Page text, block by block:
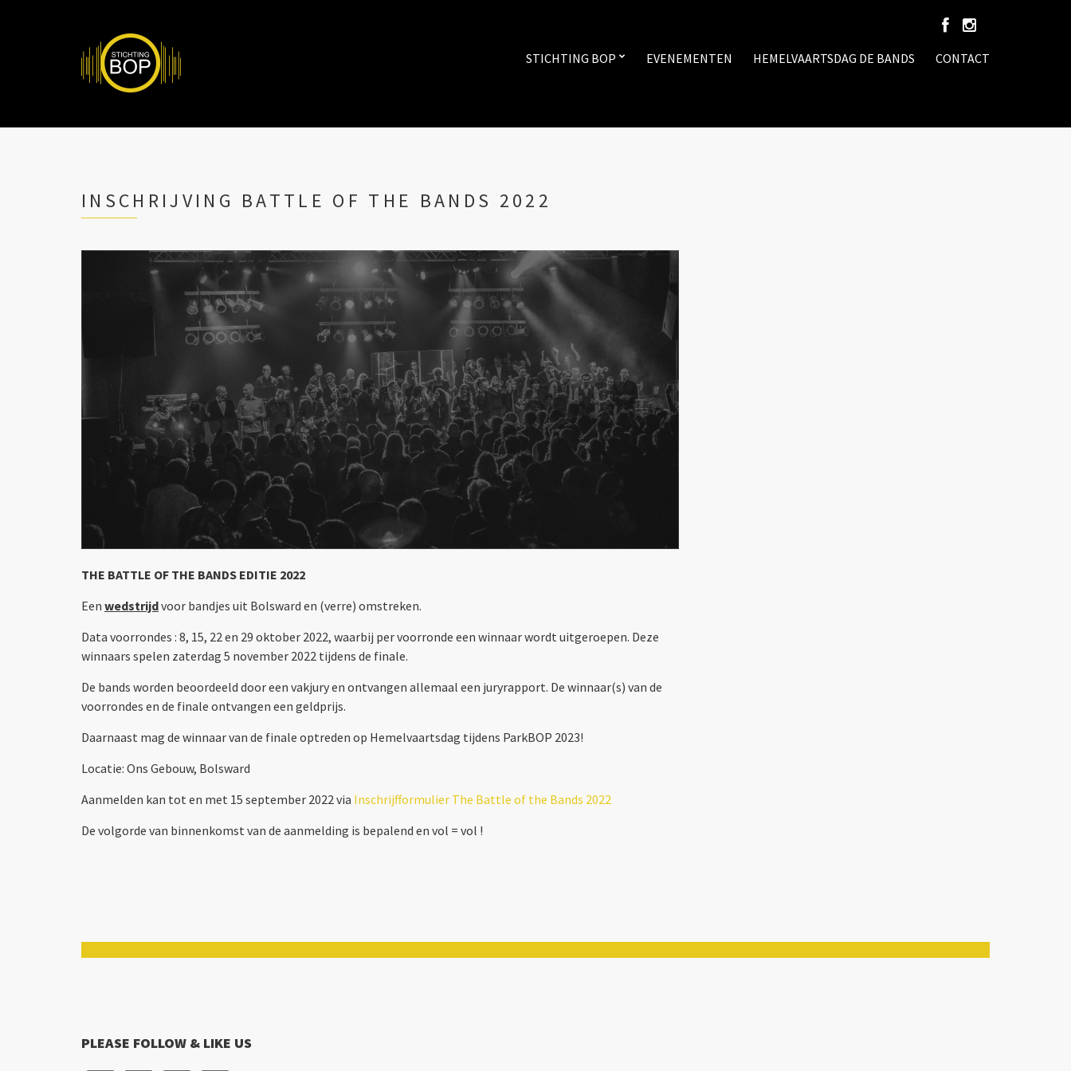
STICHTING BOP EVENEMENTEN HEMELVAARTSDAG DE BANDS CONTACT
INSCHRIJVING BATTLE OF THE BANDS 2022
THE BATTLE OF THE BANDS EDITIE 2022
Een wedstrijdvoor bandjes uit Bolsward en (verre) omstreken.
Data voorrondes : 8, 15, 22 en 29 oktober 2022, waarbij per voorronde een winnaar wordt uitgeroepen. Deze
winnaars spelen zaterdag 5 november 2022 tijdens de finale.
De bands worden beoordeeld door een vakjury en ontvangen allemaal een juryrapport. De winnaar(s) van de
voorrondes en de finale ontvangen een geldprijs.
Daarnaast mag de winnaar van de finale optreden op Hemelvaartsdag tijdens ParkBOP 2023!
Locatie: Ons Gebouw, Bolsward
Aanmelden kan tot en met 15 september 2022 via Inschrijfformulier The Battle of the Bands 2022
De volgorde van binnenkomst van de aanmelding is bepalend en vol = vol !
PLEASE FOLLOW & LIKE US